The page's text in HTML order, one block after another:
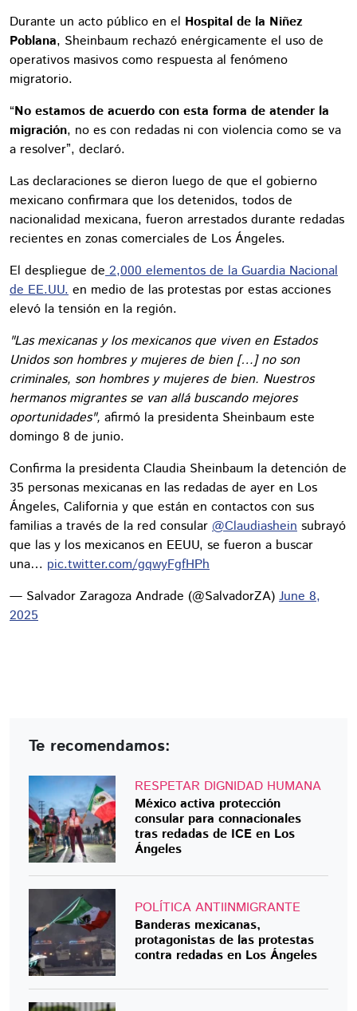
Durante un acto público en el Hospital de la Niñez
Poblana, Sheinbaum rechazó enérgicamente el uso de
operativos masivos como respuesta al fenómeno
migratorio.
“No estamos de acuerdo con esta forma de atender la
migración, no es con redadas ni con violencia como se va
a resolver”, declaró.
Las declaraciones se dieron luego de que el gobierno
mexicano confirmara que los detenidos, todos de
nacionalidad mexicana, fueron arrestados durante redadas
recientes en zonas comerciales de Los Ángeles.
El despliegue de 2,000 elementos de la Guardia Nacional
de EE.UU. en medio de las protestas por estas acciones
elevó la tensión en la región.
"Las mexicanas y los mexicanos que viven en Estados
Unidos son hombres y mujeres de bien […] no son
criminales, son hombres y mujeres de bien. Nuestros
hermanos migrantes se van allá buscando mejores
oportunidades", afirmó la presidenta Sheinbaum este
domingo 8 de junio.
Confirma la presidenta Claudia Sheinbaum la detención de
35 personas mexicanas en las redadas de ayer en Los
Ángeles, California y que están en contactos con sus
familias a través de la red consular @Claudiashein subrayó
que las y los mexicanos en EEUU, se fueron a buscar
una… pic.twitter.com/gqwyFgfHPh
— Salvador Zaragoza Andrade (@SalvadorZA) June 8,
2025
Te recomendamos:
RESPETAR DIGNIDAD HUMANA
México activa protección
consular para connacionales
tras redadas de ICE en Los
Ángeles
POLÍTICA ANTIINMIGRANTE
Banderas mexicanas,
protagonistas de las protestas
contra redadas en Los Ángeles